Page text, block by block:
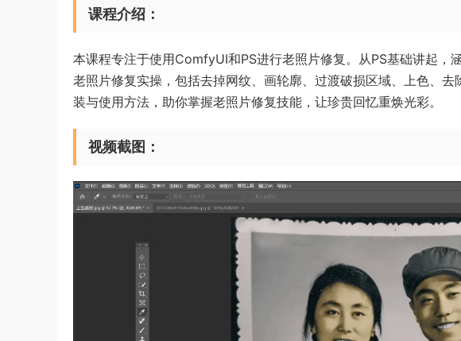
课程介绍：
本课程专注于使用ComfyUI和PS进行老照片修复。从PS基础讲起，
老照片修复实操，包括去掉网纹、画轮廓、过渡破损区域、上色、
装与使用方法，助你掌握老照片修复技能，让珍贵回忆重焕光彩。
视频截图：